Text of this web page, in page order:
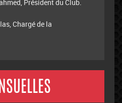
Président du Club.
Chargé de la